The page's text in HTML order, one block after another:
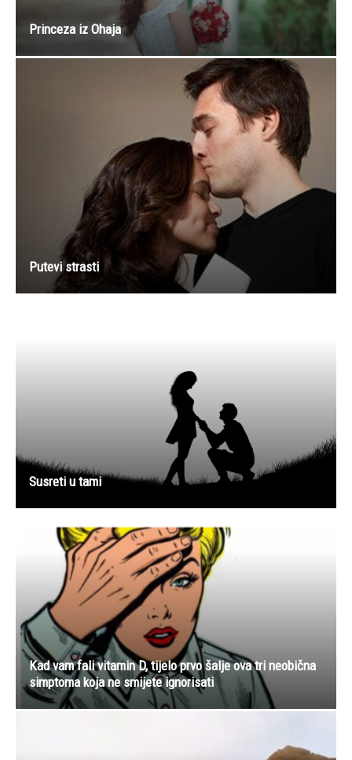
Princeza iz Ohaja
Putevi strasti
Susreti u tami
Kad vam fali vitamin D, tijelo prvo šalje ova tri neobična
simptoma koja ne smijete ignorisati